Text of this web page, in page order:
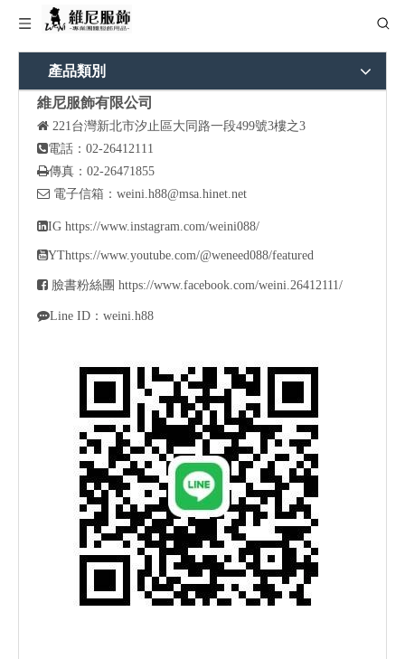
產品類別
維尼服飾有限公司
 221台灣新北市汐止區大同路一段499號3樓之3
電話：02-26412111
傳真：02-26471855
 電子信箱： weini.h88@msa.hinet.net
IG https://www.instagram.com/weini088/
YThttps://www.youtube.com/@weneed088/featured
 臉書粉絲團 https://www.facebook.com/weini.26412111/
Line ID：weini.h88